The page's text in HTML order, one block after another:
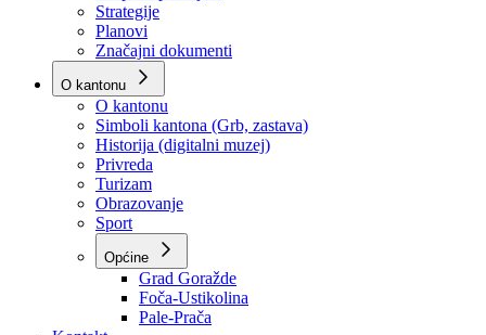
Poslovnik
Program rada Vlade
Ekspoze premijera
Strategije
Planovi
Značajni dokumenti
O kantonu
O kantonu
Simboli kantona (Grb, zastava)
Historija (digitalni muzej)
Privreda
Turizam
Obrazovanje
Sport
Općine